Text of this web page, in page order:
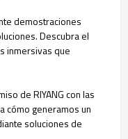
demostraciones
Descubra el
inmersivas que
de RIYANG con las
cómo generamos un
soluciones de